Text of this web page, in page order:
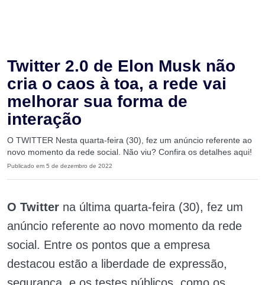
Twitter 2.0 de Elon Musk não
cria o caos à toa, a rede vai
melhorar sua forma de
interação
O TWITTER Nesta quarta-feira (30), fez um anúncio referente ao
novo momento da rede social. Não viu? Confira os detalhes aqui!
Publicado em 5 de dezembro de 2022
O Twitter na última quarta-feira (30), fez um
anúncio referente ao novo momento da rede
social. Entre os pontos que a empresa
destacou estão a liberdade de expressão,